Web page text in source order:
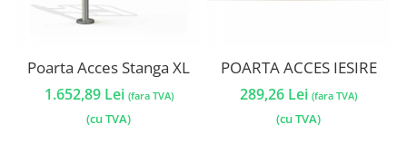
Poarta Acces Stanga XL
1.652,89 Lei (fara TVA)
(cu TVA)
POARTA ACCES IESIRE
289,26 Lei (fara TVA)
(cu TVA)